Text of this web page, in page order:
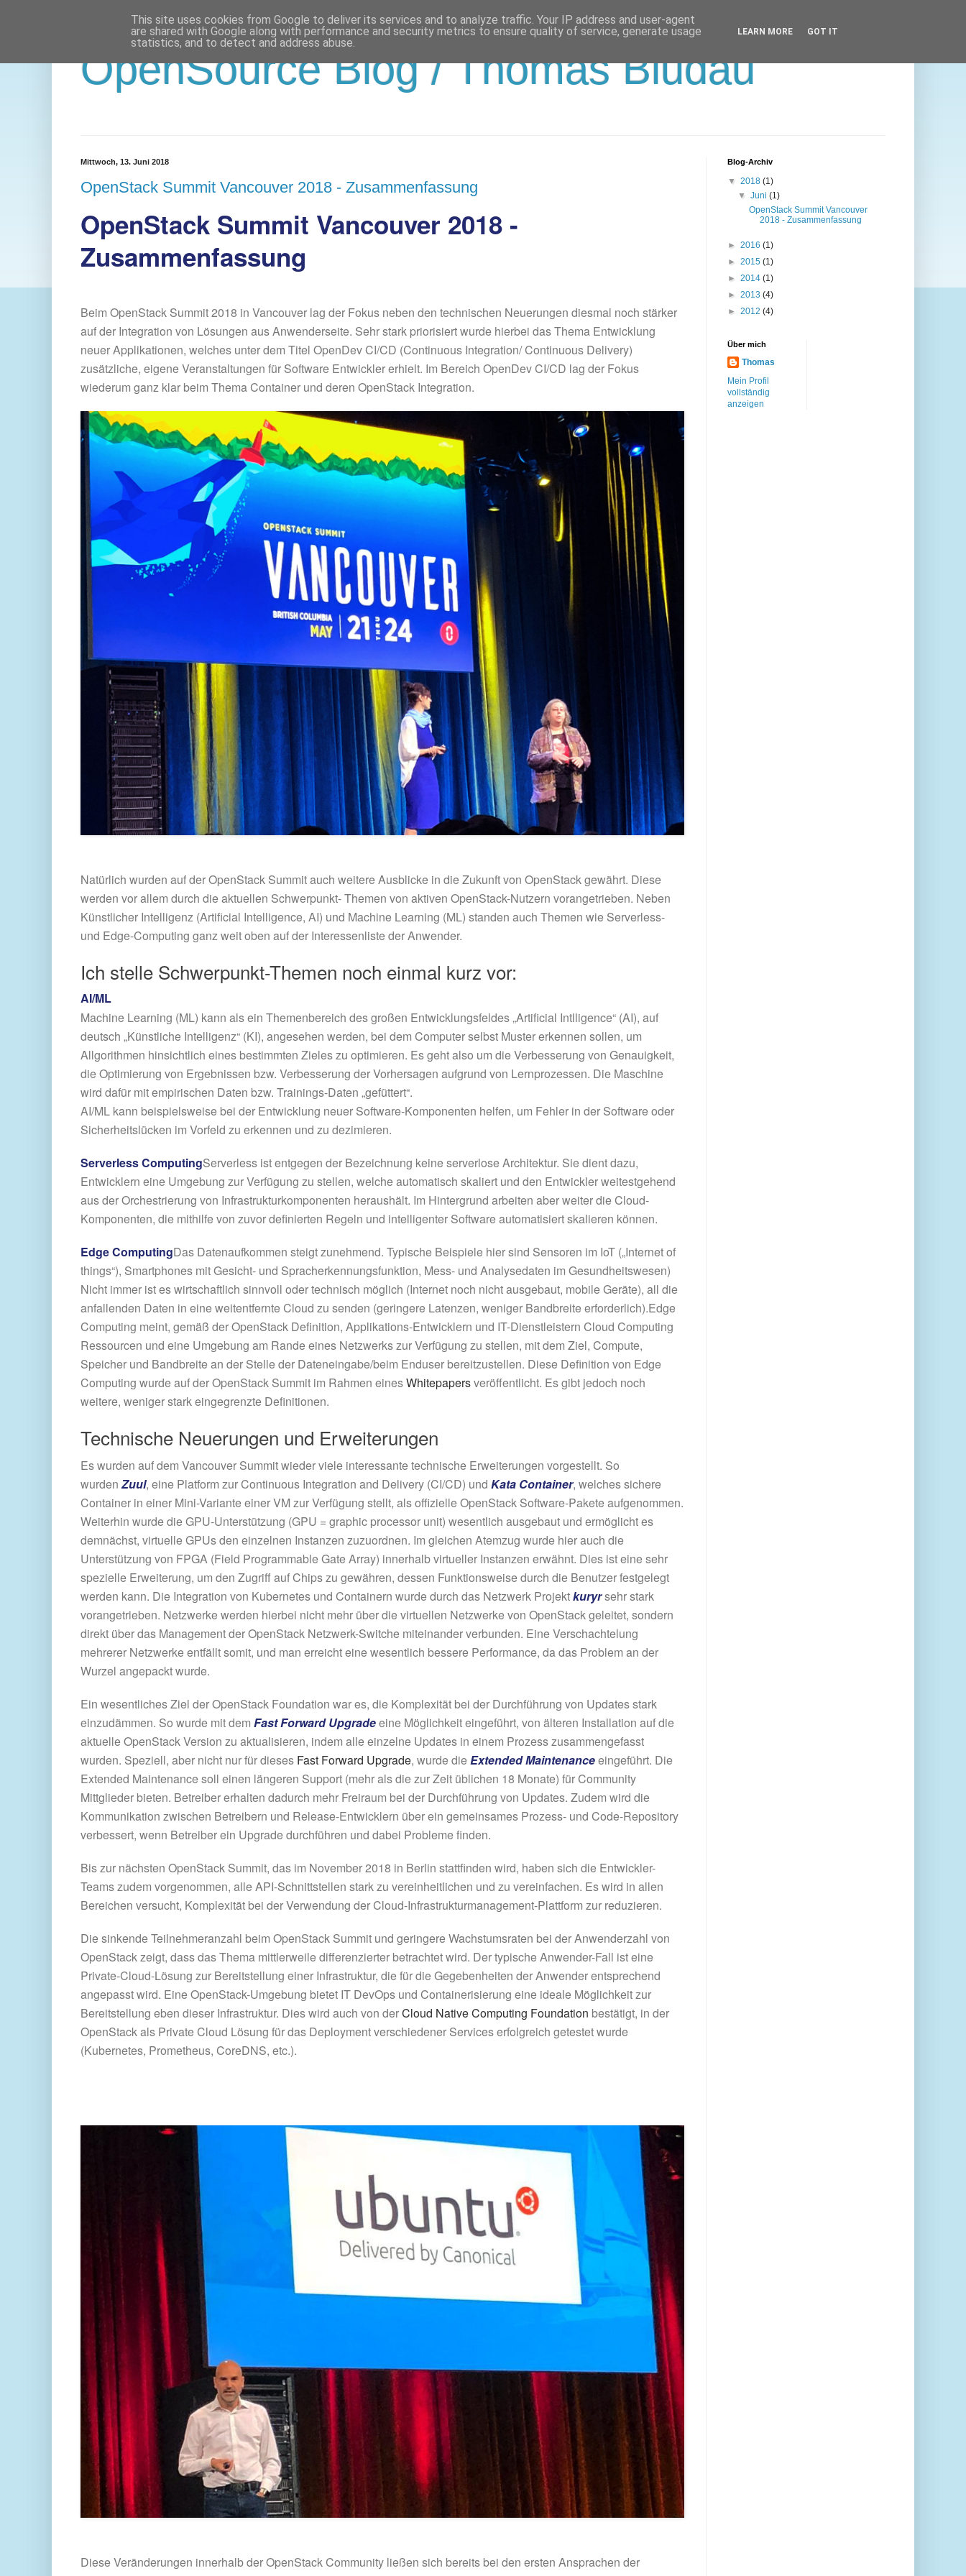
OpenSource Blog / Thomas Bludau
Mittwoch, 13. Juni 2018
OpenStack Summit Vancouver 2018 - Zusammenfassung
OpenStack Summit Vancouver 2018 -
Zusammenfassung
Beim OpenStack Summit 2018 in Vancouver lag der Fokus neben den technischen Neuerungen diesmal noch stärker
auf der Integration von Lösungen aus Anwenderseite. Sehr stark priorisiert wurde hierbei das Thema Entwicklung
neuer Applikationen, welches unter dem Titel OpenDev CI/CD (Continuous Integration/ Continuous Delivery)
zusätzliche, eigene Veranstaltungen für Software Entwickler erhielt. Im Bereich OpenDev CI/CD lag der Fokus
wiederum ganz klar beim Thema Container und deren OpenStack Integration.
Natürlich wurden auf der OpenStack Summit auch weitere Ausblicke in die Zukunft von OpenStack gewährt. Diese
werden vor allem durch die aktuellen Schwerpunkt- Themen von aktiven OpenStack-Nutzern vorangetrieben. Neben
Künstlicher Intelligenz (Artificial Intelligence, AI) und Machine Learning (ML) standen auch Themen wie Serverless-
und Edge-Computing ganz weit oben auf der Interessenliste der Anwender.
Ich stelle Schwerpunkt-Themen noch einmal kurz vor:
AI/ML
Machine Learning (ML) kann als ein Themenbereich des großen Entwicklungsfeldes „Artificial Intlligence“ (AI), auf
deutsch „Künstliche Intelligenz“ (KI), angesehen werden, bei dem Computer selbst Muster erkennen sollen, um
Allgorithmen hinsichtlich eines bestimmten Zieles zu optimieren. Es geht also um die Verbesserung von Genauigkeit,
die Optimierung von Ergebnissen bzw. Verbesserung der Vorhersagen aufgrund von Lernprozessen. Die Maschine
wird dafür mit empirischen Daten bzw. Trainings-Daten „gefüttert“.
AI/ML kann beispielsweise bei der Entwicklung neuer Software-Komponenten helfen, um Fehler in der Software oder
Sicherheitslücken im Vorfeld zu erkennen und zu dezimieren.
Serverless ComputingServerless ist entgegen der Bezeichnung keine serverlose Architektur. Sie dient dazu,
Entwicklern eine Umgebung zur Verfügung zu stellen, welche automatisch skaliert und den Entwickler weitestgehend
aus der Orchestrierung von Infrastrukturkomponenten heraushält. Im Hintergrund arbeiten aber weiter die Cloud-
Komponenten, die mithilfe von zuvor definierten Regeln und intelligenter Software automatisiert skalieren können.
Edge ComputingDas Datenaufkommen steigt zunehmend. Typische Beispiele hier sind Sensoren im IoT („Internet of
things“), Smartphones mit Gesicht- und Spracherkennungsfunktion, Mess- und Analysedaten im Gesundheitswesen)
Nicht immer ist es wirtschaftlich sinnvoll oder technisch möglich (Internet noch nicht ausgebaut, mobile Geräte), all die
anfallenden Daten in eine weitentfernte Cloud zu senden (geringere Latenzen, weniger Bandbreite erforderlich).Edge
Computing meint, gemäß der OpenStack Definition, Applikations-Entwicklern und IT-Dienstleistern Cloud Computing
Ressourcen und eine Umgebung am Rande eines Netzwerks zur Verfügung zu stellen, mit dem Ziel, Compute,
Speicher und Bandbreite an der Stelle der Dateneingabe/beim Enduser bereitzustellen. Diese Definition von Edge
Computing wurde auf der OpenStack Summit im Rahmen einesWhitepapersveröffentlicht. Es gibt jedoch noch
weitere, weniger stark eingegrenzte Definitionen.
Technische Neuerungen und Erweiterungen
Es wurden auf dem Vancouver Summit wieder viele interessante technische Erweiterungen vorgestellt. So
wurden Zuul, eine Platform zur Continuous Integration and Delivery (CI/CD) und Kata Container, welches sichere
Container in einer Mini-Variante einer VM zur Verfügung stellt, als offizielle OpenStack Software-Pakete aufgenommen.
Weiterhin wurde die GPU-Unterstützung (GPU = graphic processor unit) wesentlich ausgebaut und ermöglicht es
demnächst, virtuelle GPUs den einzelnen Instanzen zuzuordnen. Im gleichen Atemzug wurde hier auch die
Unterstützung von FPGA (Field Programmable Gate Array) innerhalb virtueller Instanzen erwähnt. Dies ist eine sehr
spezielle Erweiterung, um den Zugriff auf Chips zu gewähren, dessen Funktionsweise durch die Benutzer festgelegt
werden kann. Die Integration von Kubernetes und Containern wurde durch das Netzwerk Projektkuryrsehr stark
vorangetrieben. Netzwerke werden hierbei nicht mehr über die virtuellen Netzwerke von OpenStack geleitet, sondern
direkt über das Management der OpenStack Netzwerk-Switche miteinander verbunden. Eine Verschachtelung
mehrerer Netzwerke entfällt somit, und man erreicht eine wesentlich bessere Performance, da das Problem an der
Wurzel angepackt wurde.
Ein wesentliches Ziel der OpenStack Foundation war es, die Komplexität bei der Durchführung von Updates stark
einzudämmen. So wurde mit dem Fast Forward Upgradeeine Möglichkeit eingeführt, von älteren Installation auf die
aktuelle OpenStack Version zu aktualisieren, indem alle einzelne Updates in einem Prozess zusammengefasst
wurden. Speziell, aber nicht nur für dieses Fast Forward Upgrade, wurde dieExtended Maintenanceeingeführt. Die
Extended Maintenance soll einen längeren Support (mehr als die zur Zeit üblichen 18 Monate) für Community
Mittglieder bieten. Betreiber erhalten dadurch mehr Freiraum bei der Durchführung von Updates. Zudem wird die
Kommunikation zwischen Betreibern und Release-Entwicklern über ein gemeinsames Prozess- und Code-Repository
verbessert, wenn Betreiber ein Upgrade durchführen und dabei Probleme finden.
Bis zur nächsten OpenStack Summit, das im November 2018 in Berlin stattfinden wird, haben sich die Entwickler-
Teams zudem vorgenommen, alle API-Schnittstellen stark zu vereinheitlichen und zu vereinfachen. Es wird in allen
Bereichen versucht, Komplexität bei der Verwendung der Cloud-Infrastrukturmanagement-Plattform zur reduzieren.
Die sinkende Teilnehmeranzahl beim OpenStack Summit und geringere Wachstumsraten bei der Anwenderzahl von
OpenStack zeigt, dass das Thema mittlerweile differenzierter betrachtet wird. Der typische Anwender-Fall ist eine
Private-Cloud-Lösung zur Bereitstellung einer Infrastruktur, die für die Gegebenheiten der Anwender entsprechend
angepasst wird. Eine OpenStack-Umgebung bietet IT DevOps und Containerisierung eine ideale Möglichkeit zur
Bereitstellung eben dieser Infrastruktur. Dies wird auch von derCloud Native Computing Foundation bestätigt, in der
OpenStack als Private Cloud Lösung für das Deployment verschiedener Services erfolgreich getestet wurde
(Kubernetes, Prometheus, CoreDNS, etc.).
Diese Veränderungen innerhalb der OpenStack Community ließen sich bereits bei den ersten Ansprachen der
Blog-Archiv
▼ 2018 (1)
▼Juni(1)
OpenStack Summit Vancouver
2018 - Zusammenfassung
► 2016 (1)
► 2015 (1)
► 2014 (1)
► 2013 (4)
► 2012 (4)
Über mich
Thomas
Mein Profil
vollständig
anzeigen
This site uses cookies from Google to deliver its services and to analyze traffic. Your IP address and user-agent
are shared with Google along with performance and security metrics to ensure quality of service, generate usage
statistics, and to detect and address abuse.
LEARN MORE GOT IT